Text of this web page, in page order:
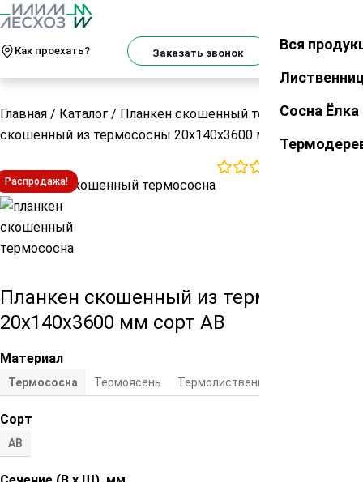
Как проехать? Заказать звонок Закрыть
Вся
Сосна Ёлка
Главная / Каталог / Планкен скошенный термо/Планкен
скошенный из термососны 20х140х3600 мм сорт АВ
Распродажа!
Планкен скошенный из термососны
20х140х3600 мм сорт АВ
Материал
Термососна Термоясень Термолиственница
Сорт
АВ